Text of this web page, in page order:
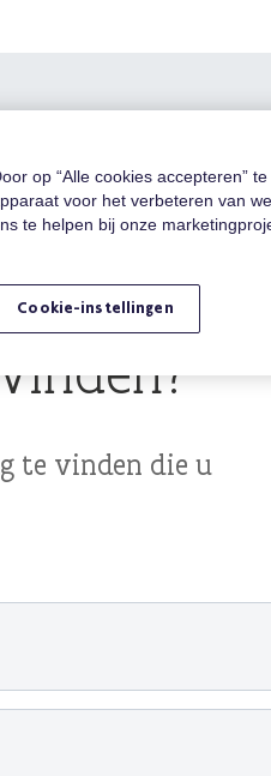
terugvinden?
te vinden die u
op “Alle cookies accepteren”
voor het verbeteren van
te helpen bij onze
Cookie-instellingen